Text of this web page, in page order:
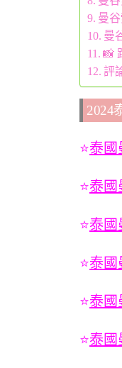
曼
曼
📸
評
2024
⭐泰國
⭐泰國
⭐泰國
⭐泰國
⭐泰國
⭐泰國